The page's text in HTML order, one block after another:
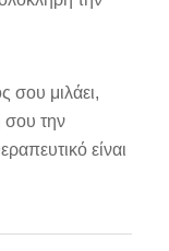
σου μιλάει,
σου την
είναι